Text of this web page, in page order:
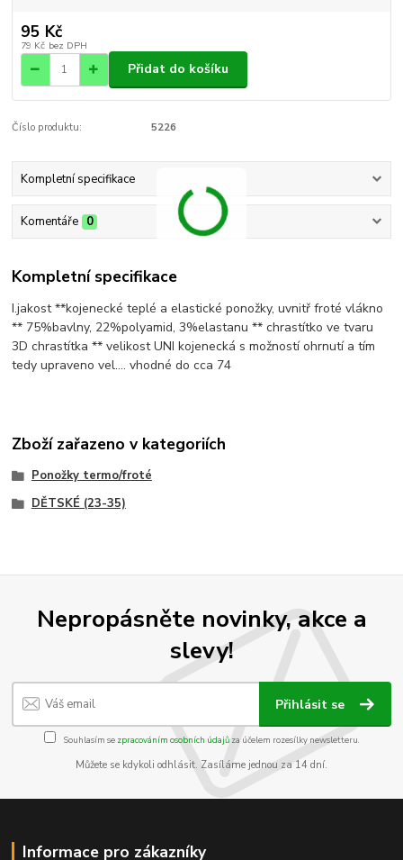
95 Kč
79 Kč bez DPH
Přidat do košíku
Číslo produktu: 5226
Kompletní specifikace
Komentáře 0
Kompletní specifikace
I.jakost **kojenecké teplé a elastické ponožky, uvnitř froté vlákno
** 75%bavlny, 22%polyamid, 3%elastanu ** chrastítko ve tvaru
3D chrastítka ** velikost UNI kojenecká s možností ohrnutí a tím
tedy upraveno vel.... vhodné do cca 74
Zboží zařazeno v kategoriích
Ponožky termo/froté
DĚTSKÉ (23-35)
Nepropásněte novinky, akce a
slevy!
Přihlásit se
Souhlasím se zpracováním osobních údajůza účelem rozesílky newsletteru.
Můžete se kdykoli odhlásit. Zasíláme jednou za 14 dní.
Informace pro zákazníky